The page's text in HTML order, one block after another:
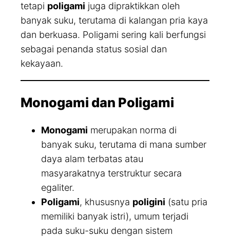
tetapi poligami juga dipraktikkan oleh
banyak suku, terutama di kalangan pria kaya
dan berkuasa. Poligami sering kali berfungsi
sebagai penanda status sosial dan
kekayaan.
Monogami dan Poligami
Monogami merupakan norma di
banyak suku, terutama di mana sumber
daya alam terbatas atau
masyarakatnya terstruktur secara
egaliter.
Poligami, khususnya poligini (satu pria
memiliki banyak istri), umum terjadi
pada suku-suku dengan sistem